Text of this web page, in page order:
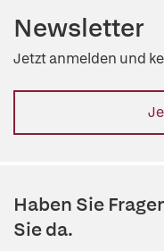
Newsletter
Jetzt anmelden und
Haben Sie
Sie da.